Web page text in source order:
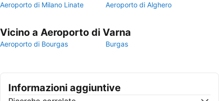
Aeroporto di Milano Linate
Aeroporto di Alghero
Vicino a Aeroporto di Varna
Aeroporto di Bourgas Burgas
Informazioni aggiuntive